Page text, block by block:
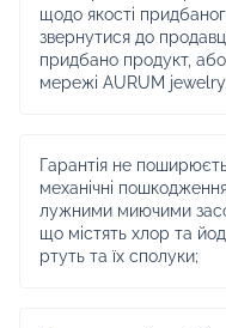
щодо якості
звернутися до
придбано продукт, або
мережі AURUM jewelry.
Гарантія не
механічні
лужними миючими
що містять хлор та
ртуть та їх сполуки;